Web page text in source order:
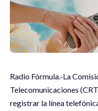
Radio Fórmula.-La
Telecomunicaciones
registrar la línea